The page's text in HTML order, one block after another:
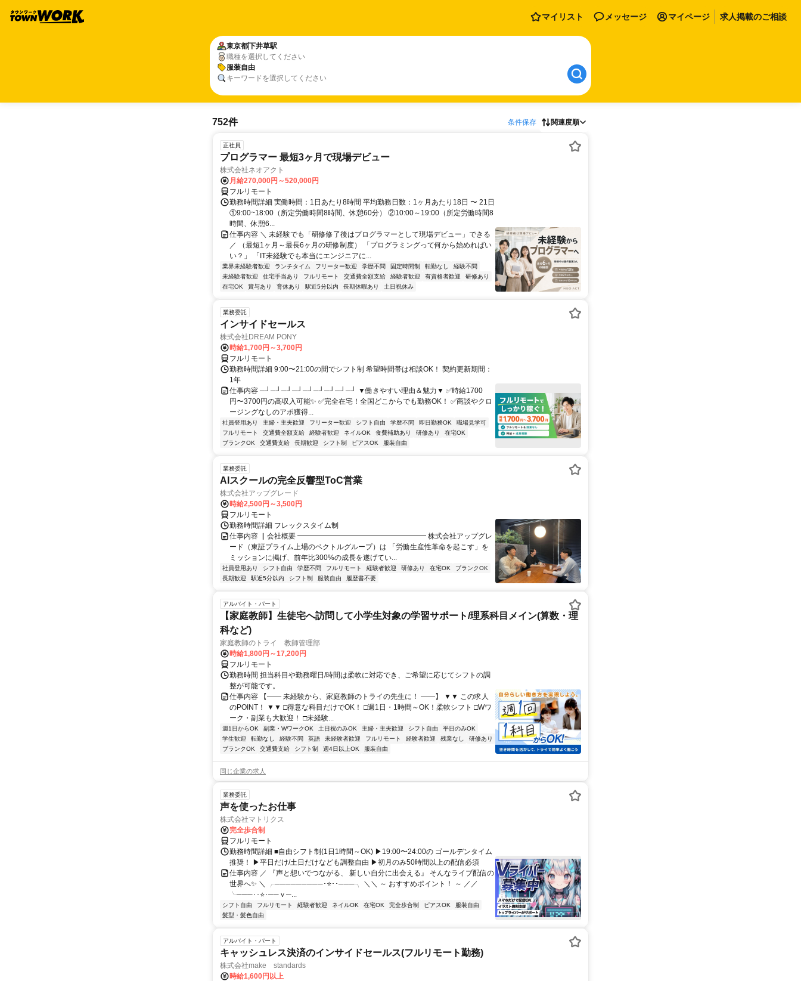
マイリスト メッセージ マイページ 求人掲載のご相談
東京都下井草駅
職種を選択してください
服装自由
キーワードを選択してください
752件 条件保存 関連度順
正社員
プログラマー 最短3ヶ月で現場デビュー
株式会社ネオアクト
月給270,000円～520,000円
フルリモート
勤務時間詳細 実働時間：1日あたり8時間 平均勤務日数：1ヶ月あたり18日 〜 21日
①9:00~18:00（所定労働時間8時間、休憩60分） ②10:00～19:00（所定労働時間8
時間、休憩6...
仕事内容 ＼ 未経験でも「研修修了後はプログラマーとして現場デビュー」できる
／ （最短1ヶ月～最長6ヶ月の研修制度） 「プログラミングって何から始めればい
い？」 「IT未経験でも本当にエンジニアに...
業界未経験者歓迎 ランチタイム フリーター歓迎 学歴不問 固定時間制 転勤なし
経験不問
未経験者歓迎
住宅手当あり フルリモート 交通費全額支給 経験者歓迎 有資格者歓迎
研修あり
在宅OK
賞与あり 育休あり 駅近5分以内 長期休暇あり 土日祝休み
業務委託
インサイドセールス
株式会社DREAM PONY
時給1,700円～3,700円
フルリモート
勤務時間詳細 9:00〜21:00の間でシフト制 希望時間帯は相談OK！ 契約更新期間：
1年
仕事内容 ─┘─┘─┘─┘─┘─┘─┘─┘─┘ ▼働きやすい理由＆魅力▼ ✅時給1700
円〜3700円の高収入可能✨ ✅完全在宅！全国どこからでも勤務OK！ ✅商談やクロ
ージングなしのアポ獲得...
社員登用あり 主婦・主夫歓迎 フリーター歓迎 シフト自由 学歴不問 即日勤務OK
職場見学可
フルリモート
交通費全額支給 経験者歓迎 ネイルOK 食費補助あり 研修あり
在宅OK
ブランクOK
交通費支給 長期歓迎 シフト制 ピアスOK 服装自由
業務委託
AIスクールの完全反響型ToC営業
株式会社アップグレード
時給2,500円～3,500円
フルリモート
勤務時間詳細 フレックスタイム制
仕事内容 ▏会社概要 ━━━━━━━━━━━━━━━━━━ 株式会社アップグレ
ード（東証プライム上場のベクトルグループ）は 「労働生産性革命を起こす」を
ミッションに掲げ、前年比300%の成長を遂げてい...
社員登用あり シフト自由 学歴不問 フルリモート 経験者歓迎 研修あり 在宅OK
ブランクOK
長期歓迎
駅近5分以内 シフト制 服装自由 履歴書不要
アルバイト・パート
【家庭教師】生徒宅へ訪問して小学生対象の学習サポート/理系科目メイン(算数・理
科など)
家庭教師のトライ 教師管理部
時給1,800円～17,200円
フルリモート
勤務時間 担当科目や勤務曜日/時間は柔軟に対応でき、ご希望に応じてシフトの調
整が可能です。
仕事内容 【―― 未経験から、家庭教師のトライの先生に！ ――】 ▼▼ この求人
のPOINT！ ▼▼ □得意な科目だけでOK！ □週1日・1時間～OK！柔軟シフト □Wワ
ーク・副業も大歓迎！ □未経験...
週1日からOK 副業・WワークOK 土日祝のみOK 主婦・主夫歓迎 シフト自由
平日のみOK
学生歓迎
転勤なし 経験不問 英語 未経験者歓迎 フルリモート 経験者歓迎 残業なし
研修あり
ブランクOK
交通費支給 シフト制 週4日以上OK 服装自由
同じ企業の求人
業務委託
声を使ったお仕事
株式会社マトリクス
完全歩合制
フルリモート
勤務時間詳細 ■自由シフト制(1日1時間～OK) ▶19:00〜24:00の ゴールデンタイム
推奨！ ▶平日だけ/土日だけなども調整自由 ▶初月のみ50時間以上の配信必須
仕事内容 ／ 『声と想いでつながる、 新しい自分に出会える』 そんなライブ配信の
世界へ✨ ＼ ╭─────────･⭐･･───╮ ＼＼ ～ おすすめポイント！ ～ ／／
╰───･･⭐･──ｖ─...
シフト自由 フルリモート 経験者歓迎 ネイルOK 在宅OK 完全歩合制 ピアスOK
服装自由
髪型・髪色自由
アルバイト・パート
キャッシュレス決済のインサイドセールス(フルリモート勤務)
株式会社make standards
時給1,600円以上